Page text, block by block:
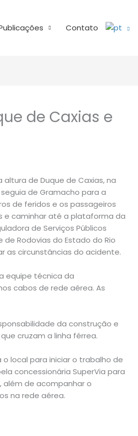
Contato
de Caxias e
de Duque de Caxias, na
de Gramacho para a
de feridos e os passageiros
e caminhar até a plataforma da
de Serviços Públicos
Rodovias do Estado do Rio
as circunstâncias do acidente.
equipe técnica da
cabos de rede aérea. As
da construção e
cruzam a linha férrea.
local para iniciar o trabalho de
concessionária SuperVia para
de acompanhar o
na rede aérea.